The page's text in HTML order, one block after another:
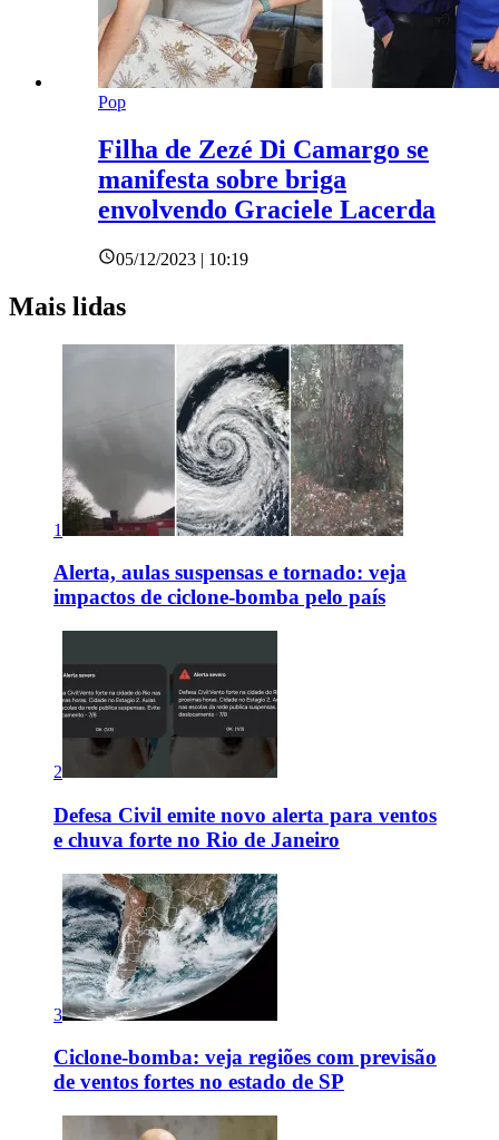
Pop
Filha de Zezé Di Camargo se
manifesta sobre briga
envolvendo Graciele Lacerda
05/12/2023 | 10:19
Mais lidas
1
Alerta, aulas suspensas e tornado: veja
impactos de ciclone-bomba pelo país
2
Defesa Civil emite novo alerta para ventos
e chuva forte no Rio de Janeiro
3
Ciclone-bomba: veja regiões com previsão
de ventos fortes no estado de SP